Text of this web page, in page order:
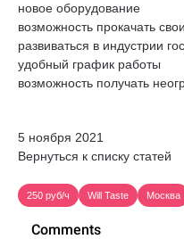
новое оборудование
возможность прокачать
развиваться в индустрии
удобный график работы
возможность получать
5 ноября 2021
Вернуться к списку статей
250 руб/ч Will Taste Москва